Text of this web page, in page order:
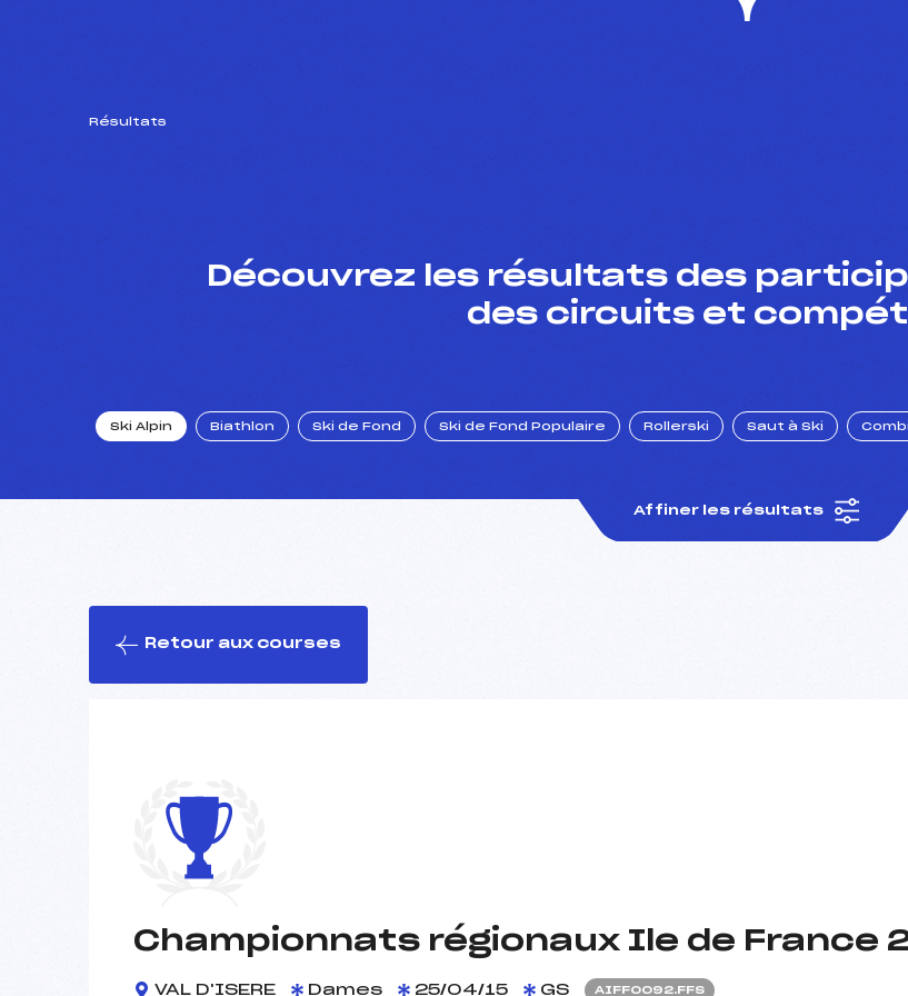
Résultats
Découvrez les résultats des
des circuits et
Ski Alpin Biathlon Ski de Fond Ski de Fond Populaire Rollerski Saut à Ski
Affiner les résultats
Retour aux courses
Championnats régionaux Ile de France
VAL D'ISERE Dames 25/04/15 GS AIFF0092.FFS